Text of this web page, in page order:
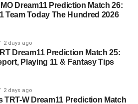
Dream11 Prediction Match 26:
Team Today The Hundred 2026
2 days ago
Dream11 Prediction Match 25:
Playing 11 & Fantasy Tips
2 days ago
TRT-W Dream11 Prediction Match